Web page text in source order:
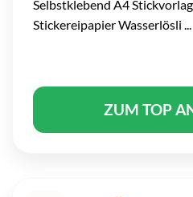
Selbstklebend A4
Stickereipapier Wasserlösli ...
ZUM TOP